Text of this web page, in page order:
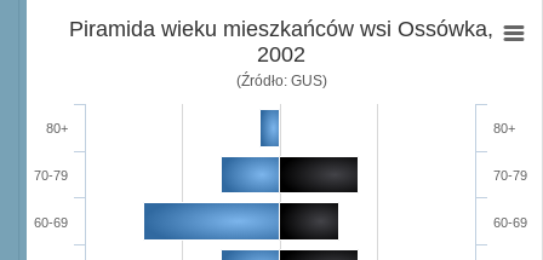
Piramida wieku mieszkańców wsi Ossówka,
2002
(Źródło: GUS)
60-69
70-79
80+
60-69
70-79
80+